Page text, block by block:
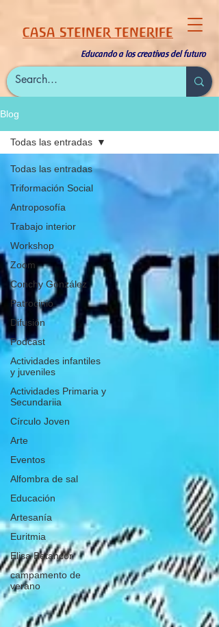
CASA STEINER TENERIFE
Educando a los creativas del futuro
Blog
Todas las entradas
Triformación Social
Antroposofía
Trabajo interior
Workshop
Zoom
Conchy González
Patrocinio
Difusión
Podcast
Actividades infantiles
y juveniles
Actividades Primaria y
Secundariia
Círculo Joven
Arte
Eventos
Alfombra de sal
Educación
Artesanía
Euritmia
Elisa Betancor
campamento de
verano
Todas las entradas